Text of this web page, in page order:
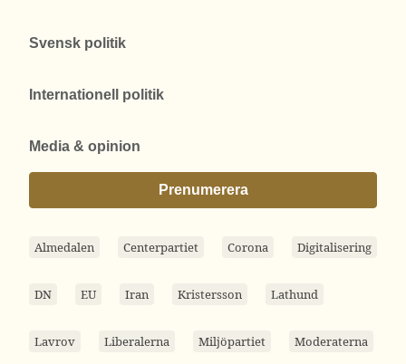
Svensk politik
Internationell politik
Media & opinion
Prenumerera
Almedalen Centerpartiet Corona Digitalisering
DN EU Iran Kristersson Lathund
Lavrov Liberalerna Miljöpartiet Moderaterna